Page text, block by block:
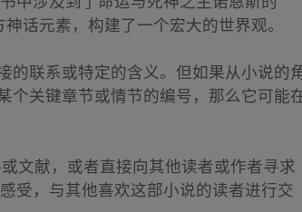
话元素，构建了一个宏大的世界观。
的联系或特定的含义。但如果从小说的
个关键章节或情节的编号，那么它可能
文献，或者直接向其他读者或作者寻求
受，与其他喜欢这部小说的读者进行交